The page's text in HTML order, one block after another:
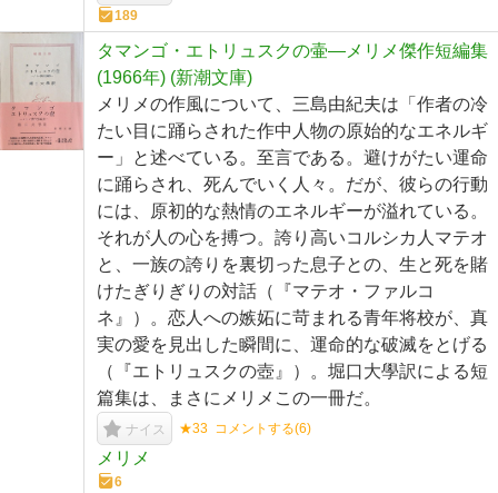
189
タマンゴ・エトリュスクの壷―メリメ傑作短編集
(1966年) (新潮文庫)
メリメの作風について、三島由紀夫は「作者の冷
たい目に踊らされた作中人物の原始的なエネルギ
ー」と述べている。至言である。避けがたい運命
に踊らされ、死んでいく人々。だが、彼らの行動
には、原初的な熱情のエネルギーが溢れている。
それが人の心を搏つ。誇り高いコルシカ人マテオ
と、一族の誇りを裏切った息子との、生と死を賭
けたぎりぎりの対話（『マテオ・ファルコ
ネ』）。恋人への嫉妬に苛まれる青年将校が、真
実の愛を見出した瞬間に、運命的な破滅をとげる
（『エトリュスクの壺』）。堀口大學訳による短
篇集は、まさにメリメこの一冊だ。
ナイス ★33 コメントする(6)
メリメ
6